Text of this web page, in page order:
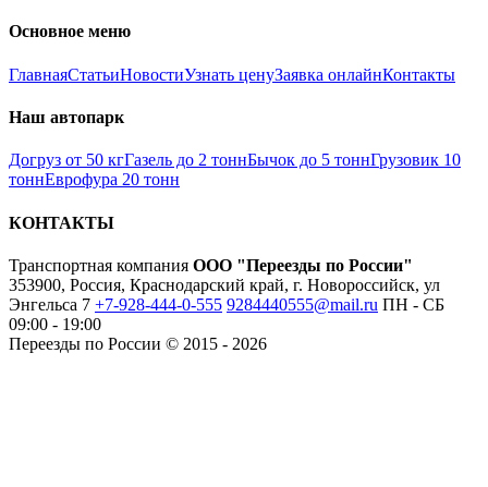
Основное меню
ГлавнаяСтатьиНовостиУзнать ценуЗаявка онлайнКонтакты
Наш автопарк
Догруз от 50 кгГазель до 2 тоннБычок до 5 тоннГрузовик 10
тоннЕврофура 20 тонн
КОНТАКТЫ
Транспортная компания ООО "Переезды по России"
353900, Россия, Краснодарский край, г. Новороссийск, ул
Энгельса 7 +7-928-444-0-555 9284440555@mail.ru ПН - СБ
09:00 - 19:00
Переезды по России © 2015 - 2026